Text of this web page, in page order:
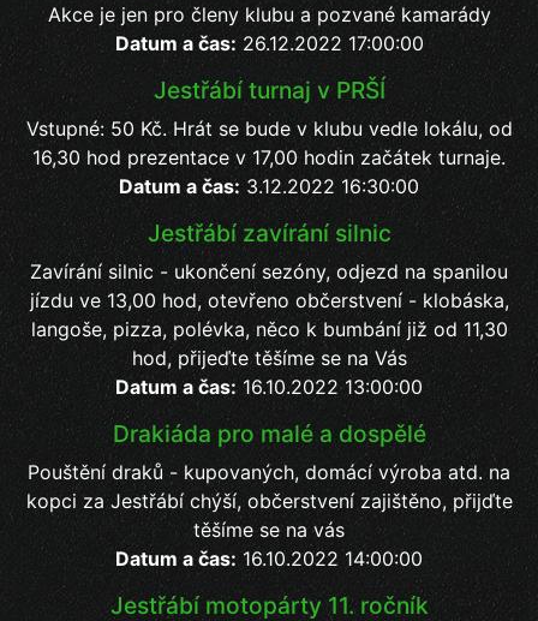
Akce je jen pro členy klubu a pozvané kamarády
Datum a čas: 26.12.2022 17:00:00
Jestřábí turnaj v PRŠÍ
Vstupné: 50 Kč. Hrát se bude v klubu vedle lokálu, od
16,30 hod prezentace v 17,00 hodin začátek turnaje.
Datum a čas: 3.12.2022 16:30:00
Jestřábí zavírání silnic
Zavírání silnic - ukončení sezóny, odjezd na spanilou
jízdu ve 13,00 hod, otevřeno občerstvení - klobáska,
langoše, pizza, polévka, něco k bumbání již od 11,30
hod, přijeďte těšíme se na Vás
Datum a čas: 16.10.2022 13:00:00
Drakiáda pro malé a dospělé
Pouštění draků - kupovaných, domácí výroba atd. na
kopci za Jestřábí chýší, občerstvení zajištěno, přijďte
těšíme se na vás
Datum a čas: 16.10.2022 14:00:00
Jestřábí motopárty 11. ročník